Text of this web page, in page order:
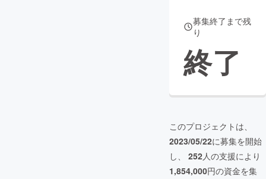
募集終了まで残
り
終了
このプロジェクトは、
2023/05/22に募集を開始
し、 252人の支援により
1,854,000円の資金を集